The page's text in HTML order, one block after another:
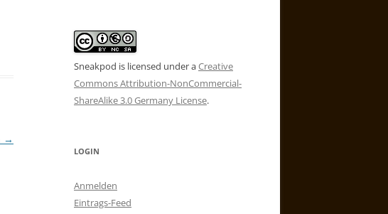
→
Sneakpod is licensed under aCreative
Commons Attribution-NonCommercial-
ShareAlike 3.0 Germany License.
LOGIN
Anmelden
Eintrags-Feed